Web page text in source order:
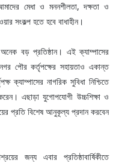
মেধা ও মননশীলতা, দক্ষতা ও
সংকল্প হতে হবে বাধাহীন।
বড় প্রতিষ্ঠান। এই ক্যাম্পাসের
পৌর কর্তৃপক্ষের সহায়তাও একান্ত
ক্যাম্পাসের নাগরিক সুবিধা নিশ্চিতে
এছাড়া যুগোপযোগী উচ্চশিক্ষা ও
প্রতি বিশেষ আনুকূল্য প্রদান করবেন
জন্য এবার প্রতিষ্ঠাবার্ষিকীতে